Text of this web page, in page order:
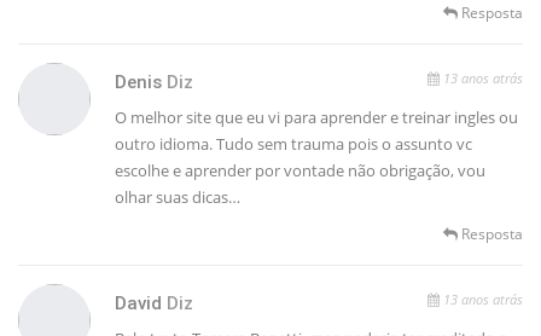
Resposta
Denis Diz 13 anos atrás
O melhor site que eu vi para aprender e treinar ingles ou
outro idioma. Tudo sem trauma pois o assunto vc
escolhe e aprender por vontade não obrigação, vou
olhar suas dicas…
Resposta
David Diz 13 anos atrás